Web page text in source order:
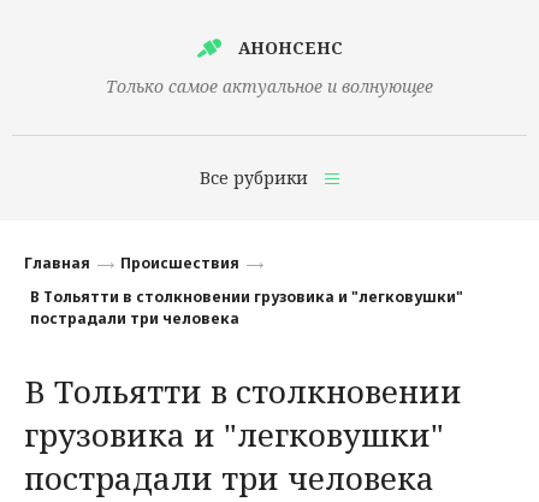
АНОНСЕНС
Только самое актуальное и волнующее
Все рубрики
Финансы
Наука
Культура
Общество
Главная
Происшествия
В Тольятти в столкновении грузовика и "легковушки"
пострадали три человека
В Тольятти в столкновении
грузовика и "легковушки"
пострадали три человека